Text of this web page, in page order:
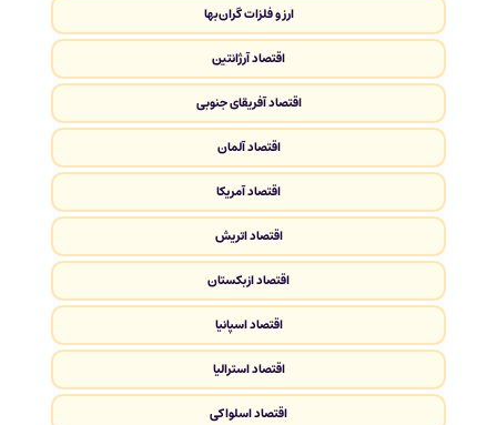
ارز و فلزات گران‌بها
اقتصاد آرژانتین
اقتصاد آفریقای جنوبی
اقتصاد آلمان
اقتصاد آمریکا
اقتصاد اتریش
اقتصاد ازبکستان
اقتصاد اسپانیا
اقتصاد استرالیا
اقتصاد اسلواکی